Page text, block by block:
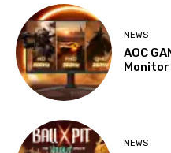
NEWS
AOC
NEWS